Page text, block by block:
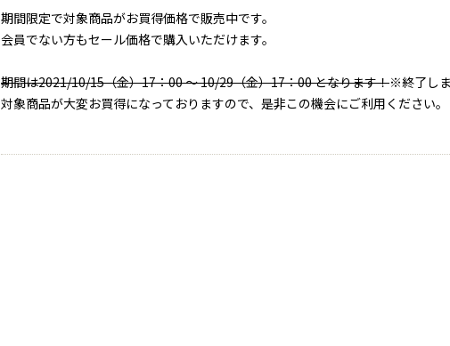
期間限定で対象商品がお買得価格で販売中です。
会員でない方もセール価格で購入いただけます。
期間は2021/10/15（金）17：00 ～ 10/29（金）17：00 となります！※終了し
対象商品が大変お買得になっておりますので、是非この機会にご利用ください。